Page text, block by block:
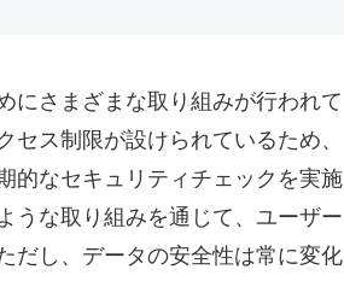
にさまざまな取り組みが行われて
ス制限が設けられているため、
的なセキュリティチェックを実施
うな取り組みを通じて、ユーザー
だし、データの安全性は常に変化